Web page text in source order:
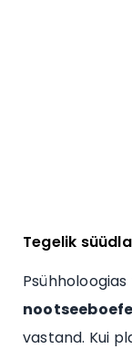
Tegelik
vastand. Kui